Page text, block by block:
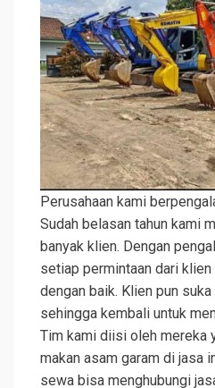
Perusahaan kami
Sudah belasan tahun kami
banyak klien. Dengan
setiap permintaan dari
dengan baik. Klien pun
sehingga kembali untuk
Tim kami diisi oleh mereka
makan asam garam di jasa
sewa bisa menghubungi